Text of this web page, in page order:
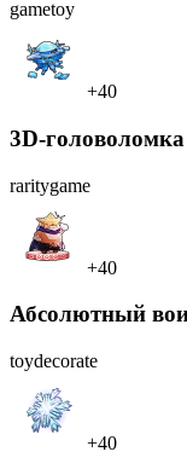
gametoy
+40
3D-
raritygame
+40
Абсолютный
toydecorate
+40